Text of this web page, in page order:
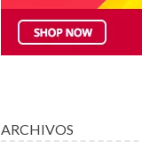
ARCHIVOS